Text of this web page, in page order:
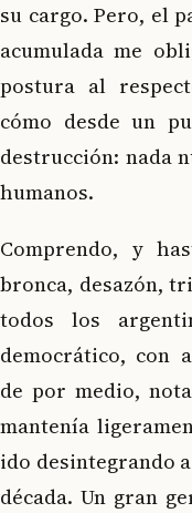
su cargo. Pero, el
acumulada me
postura al
cómo desde un
destrucción: nada
humanos.
Comprendo, y
bronca, desazón,
todos los
democrático, con
de por medio,
mantenía
ido desintegrando
década. Un gran